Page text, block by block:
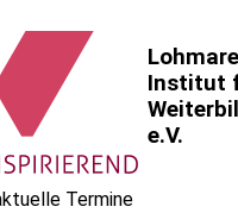
Institut
e.V.
Termine